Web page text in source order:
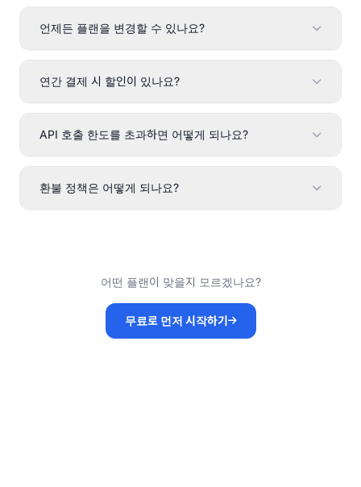
언제든 플랜을 변경할 수 있나요?
연간 결제 시 할인이 있나요?
API 호출 한도를 초과하면 어떻게 되나요?
환불 정책은 어떻게 되나요?
어떤 플랜이 맞을지 모르겠나요?
무료로 먼저 시작하기